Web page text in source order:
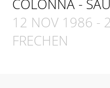
COLONNA -
12 NOV 1986 -
FRECHEN